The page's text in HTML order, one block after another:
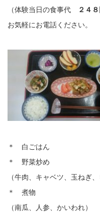
（体験当日の食事代
２４
お気軽にお電話くださ
＊ 白ごはん
＊ 野菜炒め
（牛肉、キャベツ、玉ねぎ
＊ 煮物
（南瓜、人参、かいわれ）